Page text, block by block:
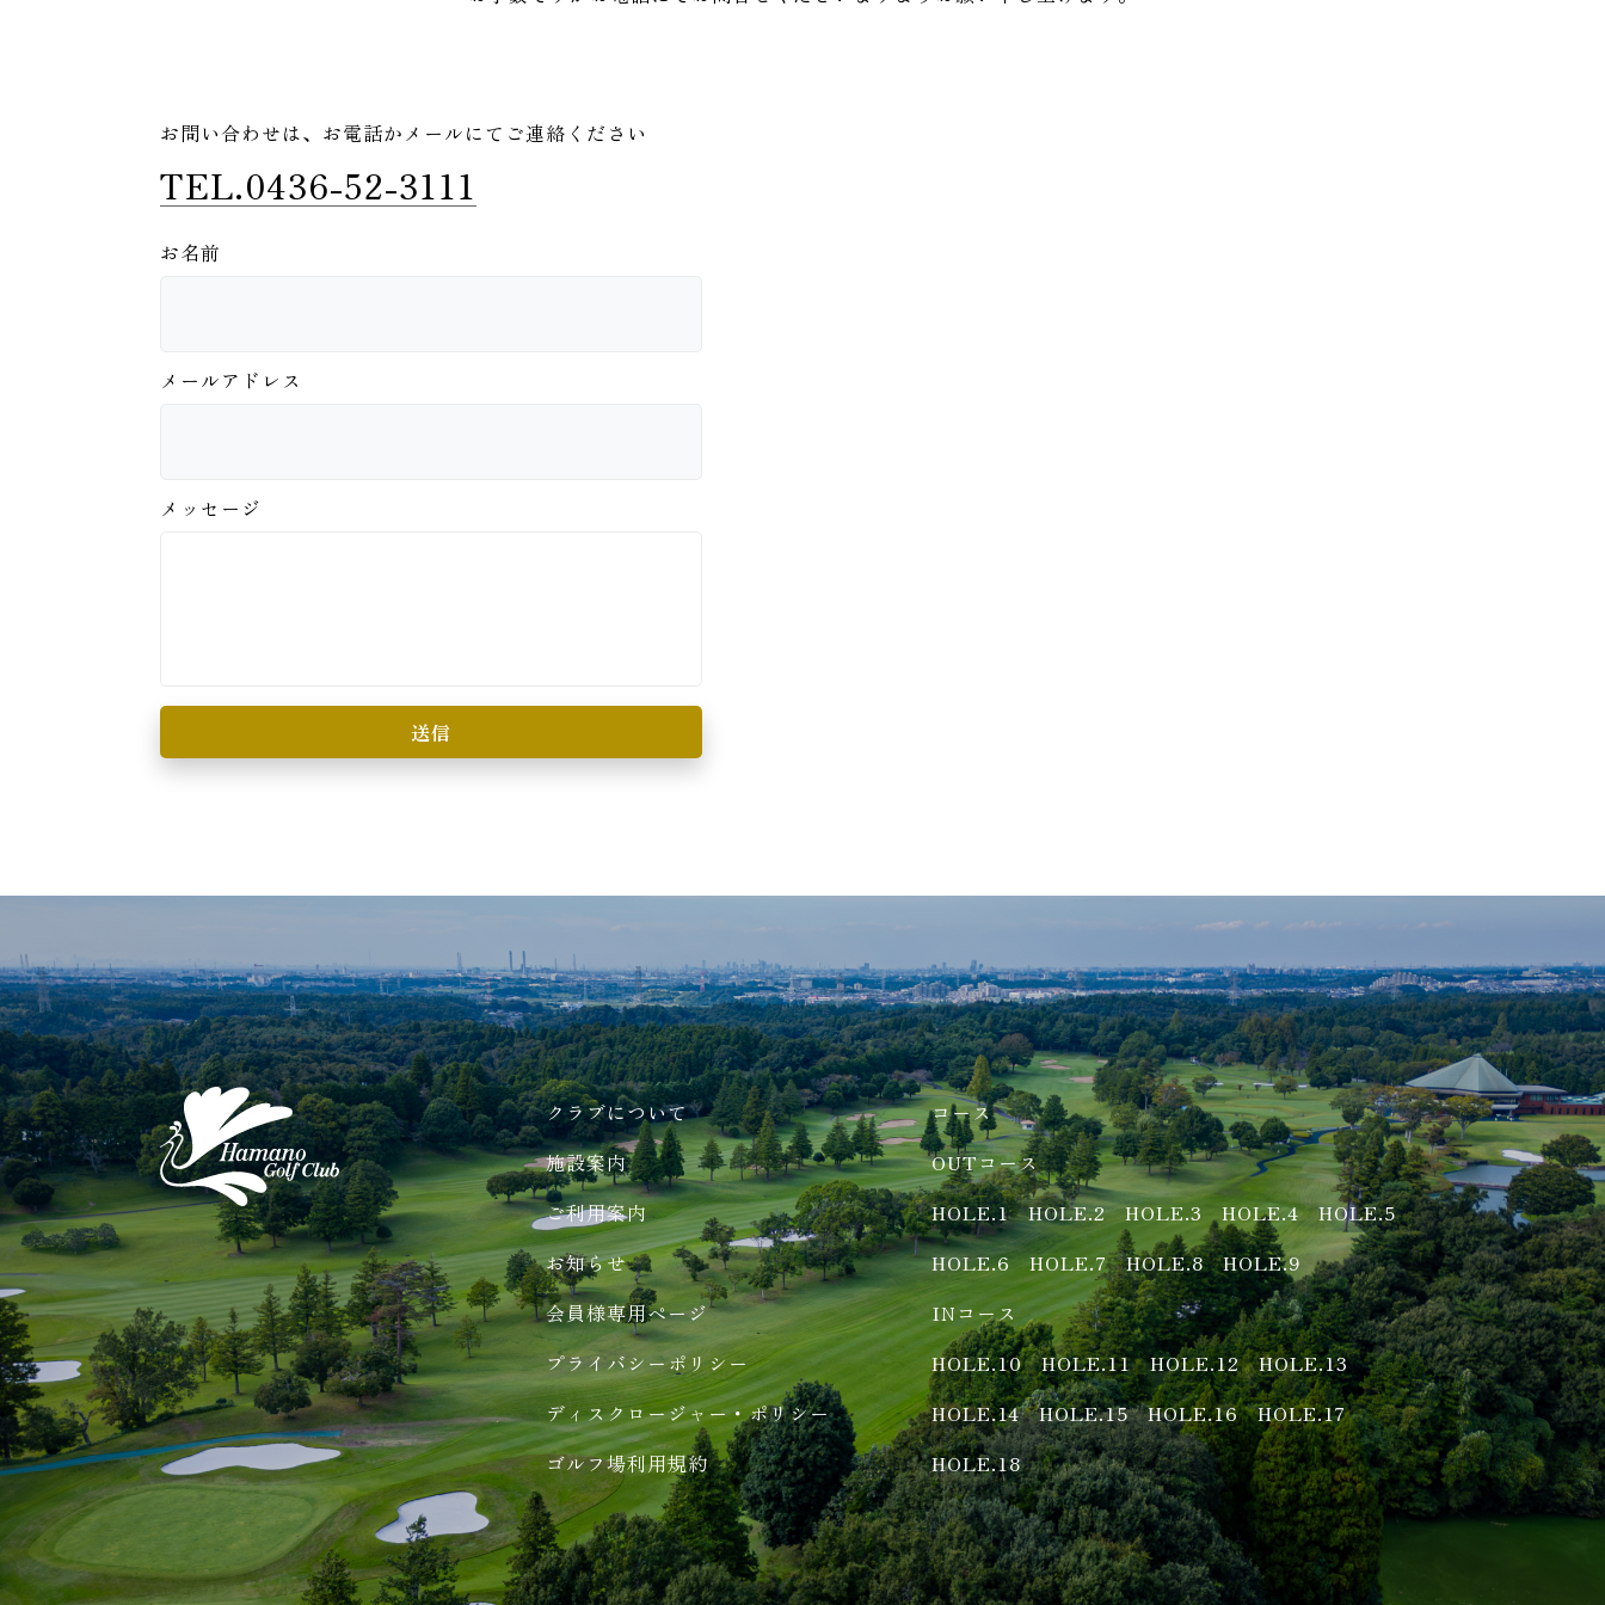
お問い合わせは、 お電話かメールにてご連絡ください
TEL.0436-52-3111
お名前
メールアドレス
メッセージ
クラブについて
施設案内
ご利用案内
お知らせ
会員様専用ページ
プライバシーポリシー
ディスクロージャー・ポリシー
ゴルフ場利用規約
コース
OUTコース
HOLE.1
HOLE.2 HOLE.3 HOLE.4
HOLE.5
HOLE.6
HOLE.7 HOLE.8
HOLE.9
INコース
HOLE.10
HOLE.11 HOLE.12
HOLE.13
HOLE.14
HOLE.15 HOLE.16
HOLE.17
HOLE.18